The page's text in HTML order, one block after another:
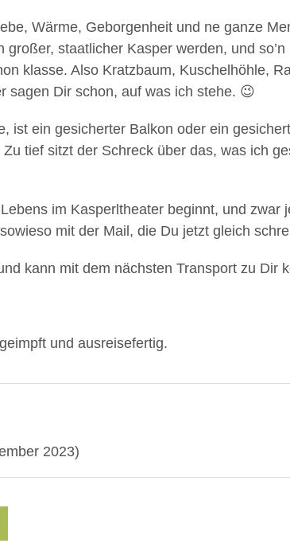
Wärme, Geborgenheit und ne ganze
großer, staatlicher Kasper werden, und so’n
klasse. Also Kratzbaum, Kuschelhöhle,
sagen Dir schon, auf was ich stehe. 😉
ist ein gesicherter Balkon oder ein
tief sitzt der Schreck über das, was ich
im Kasperltheater beginnt, und zwar
mit der Mail, die Du jetzt gleich
kann mit dem nächsten Transport zu Dir
und ausreisefertig.
2023)